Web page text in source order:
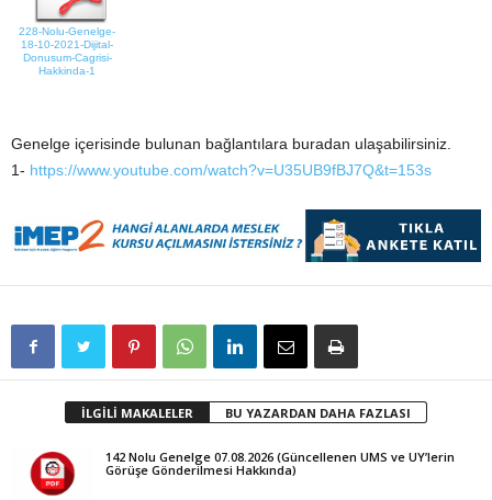
228-Nolu-Genelge-
18-10-2021-Dijital-
Donusum-Cagrisi-
Hakkinda-1
Genelge içerisinde bulunan bağlantılara buradan ulaşabilirsiniz.
1- https://www.youtube.com/watch?v=U35UB9fBJ7Q&t=153s
İLGİLİ MAKALELER BU YAZARDAN DAHA FAZLASI
142 Nolu Genelge 07.08.2026 (Güncellenen UMS ve UY’lerin
Görüşe Gönderilmesi Hakkında)